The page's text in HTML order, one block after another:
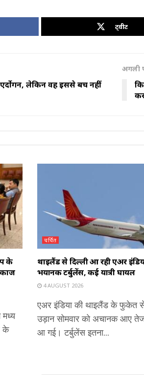
ट्वीट
लेकिन वह इससे बच नहीं
अगली
के
के
चर्चित
थाइलैंड से दिल्ली आ रही एअर
भयानक टर्बुलेंस, कई यात्री घायल
4 AUGUST 2026
एअर इंडिया की थाइलैंड के फुकेत
उड़ान सोमवार को अचानक आए
आ गई। टर्बुलेंस इतना...